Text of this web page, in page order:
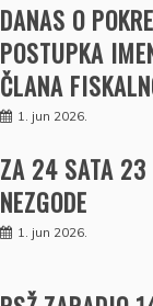
DANAS O
POSTUPKA
ČLANA
1. jun 2026.
ZA 24 SATA 23
NEZGODE
1. jun 2026.